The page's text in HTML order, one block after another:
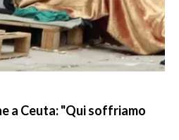
a Ceuta: "Qui soffriamo